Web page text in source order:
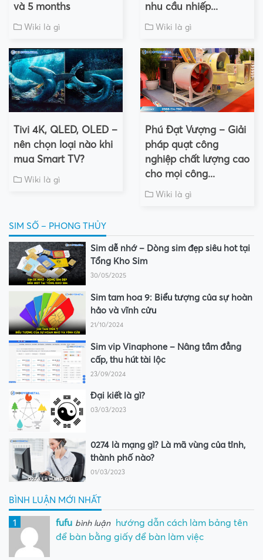
và 5 months
Wiki là gì
nhu cầu nhiếp...
Wiki là gì
Tivi 4K, QLED, OLED –
nên chọn loại nào khi
mua Smart TV?
Wiki là gì
Phú Đạt Vượng – Giải
pháp quạt công
nghiệp chất lượng cao
cho mọi công...
Wiki là gì
SIM SỐ – PHONG THỦY
Sim dễ nhớ – Dòng sim đẹp siêu hot tại
Tổng Kho Sim
30/05/2025
Sim tam hoa 9: Biểu tượng của sự hoàn
hảo và vĩnh cửu
21/10/2024
Sim vip Vinaphone – Nâng tầm đẳng
cấp, thu hút tài lộc
23/09/2024
Đại kiết là gì?
03/03/2023
0274 là mạng gì? Là mã vùng của tỉnh,
thành phố nào?
01/03/2023
BÌNH LUẬN MỚI NHẤT
1 fufu bình luận
hướng dẫn cách làm bảng tên
để bàn bằng giấy để bàn làm việc